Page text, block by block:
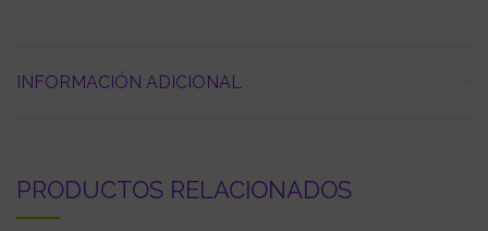
INFORMACIÓN ADICIONAL
PRODUCTOS RELACIONADOS